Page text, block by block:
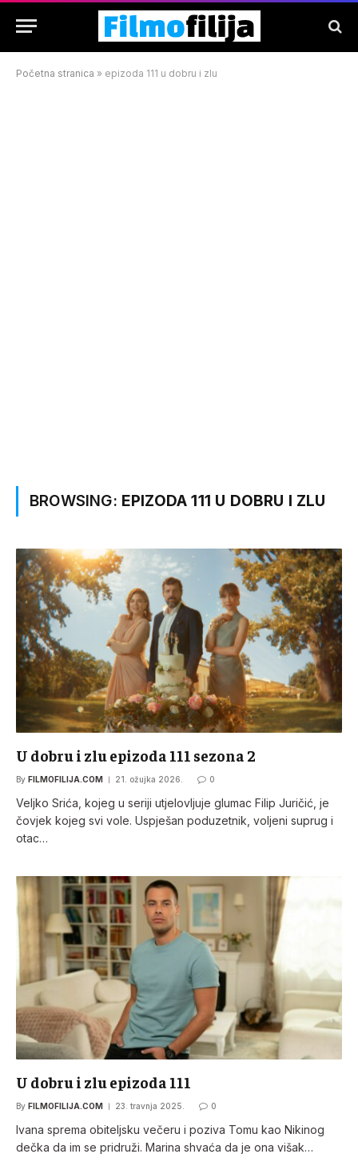
Početna stranica » epizoda 111 u dobru i zlu
BROWSING: EPIZODA 111 U DOBRU I ZLU
U dobru i zlu epizoda 111 sezona 2
By FILMOFILIJA.COM 21. ožujka 2026. 0
Veljko Srića, kojeg u seriji utjelovljuje glumac Filip Juričić, je
čovjek kojeg svi vole. Uspješan poduzetnik, voljeni suprug i
otac…
U dobru i zlu epizoda 111
By FILMOFILIJA.COM 23. travnja 2025. 0
Ivana sprema obiteljsku večeru i poziva Tomu kao Nikinog
dečka da im se pridruži. Marina shvaća da je ona višak…